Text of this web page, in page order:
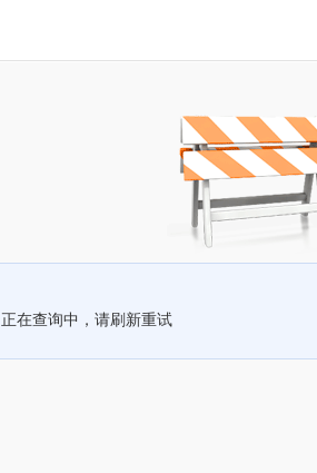
正在查询中，请刷新重试